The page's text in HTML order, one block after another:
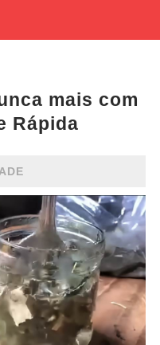
mais com
Rápida